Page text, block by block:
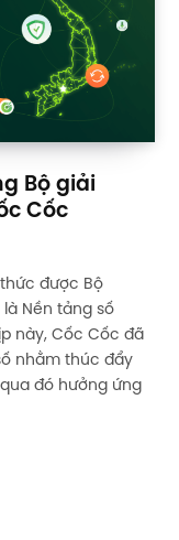
Bộ giải
Cốc
được Bộ
Nền tảng số
này, Cốc Cốc đã
nhằm thúc đẩy
đó hưởng ứng